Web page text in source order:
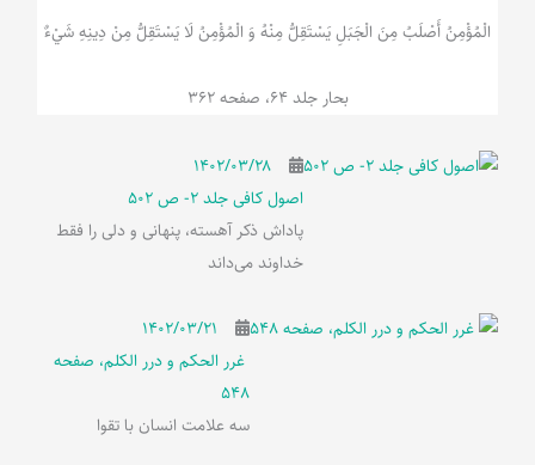
الْمُؤْمِنُ‌ أَصْلَبُ‌ مِنَ‌ الْجَبَلِ‌ یَسْتَقِلُّ مِنْهُ وَ الْمُؤْمِنُ لَا يَسْتَقِلُّ مِنْ دِينِهِ شَيْ‌ءٌ
بحار جلد 64، صفحه 362
۱۴۰۲/۰۳/۲۸
اصول کافی جلد 2- ص 502
پاداش ذکر آهسته، پنهانی و دلی را فقط
خداوند می‌داند
۱۴۰۲/۰۳/۲۱
غرر الحکم و درر الکلم، صفحه
548
سه علامت انسان با تقوا